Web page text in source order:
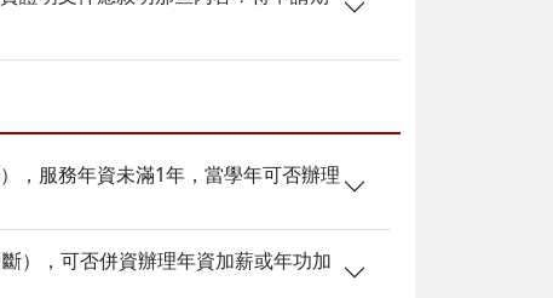
，服務年資未滿1年，當學年可否辦理
），可否併資辦理年資加薪或年功加